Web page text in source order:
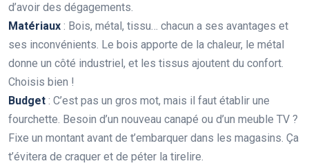
d’avoir des dégagements.
Matériaux : Bois, métal, tissu… chacun a ses avantages et
ses inconvénients. Le bois apporte de la chaleur, le métal
donne un côté industriel, et les tissus ajoutent du confort.
Choisis bien !
Budget : C’est pas un gros mot, mais il faut établir une
fourchette. Besoin d’un nouveau canapé ou d’un meuble TV ?
Fixe un montant avant de t’embarquer dans les magasins. Ça
t’évitera de craquer et de péter la tirelire.